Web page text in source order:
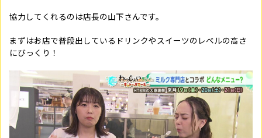
協力してくれるのは店長の山下さんです。
まずはお店で普段出しているドリンクやスイーツのレベルの高さ
にびっくり！